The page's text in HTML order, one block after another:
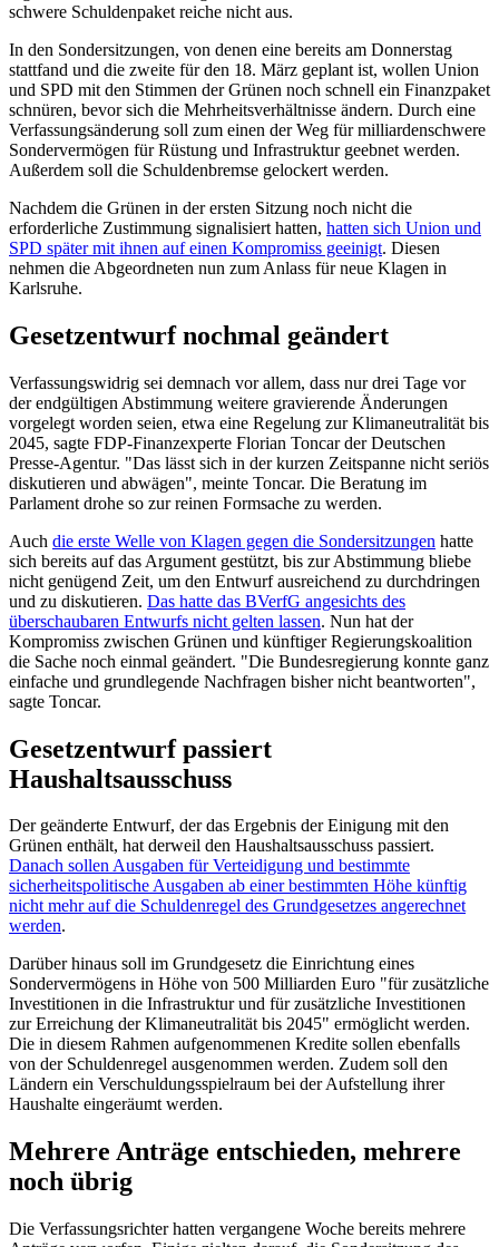
schwere Schuldenpaket reiche nicht aus.
In den Sondersitzungen, von denen eine bereits am Donnerstag
stattfand und die zweite für den 18. März geplant ist, wollen Union
und SPD mit den Stimmen der Grünen noch schnell ein Finanzpaket
schnüren, bevor sich die Mehrheitsverhältnisse ändern. Durch eine
Verfassungsänderung soll zum einen der Weg für milliardenschwere
Sondervermögen für Rüstung und Infrastruktur geebnet werden.
Außerdem soll die Schuldenbremse gelockert werden.
Nachdem die Grünen in der ersten Sitzung noch nicht die
erforderliche Zustimmung signalisiert hatten, hatten sich Union und
SPD später mit ihnen auf einen Kompromiss geeinigt. Diesen
nehmen die Abgeordneten nun zum Anlass für neue Klagen in
Karlsruhe.
Gesetzentwurf nochmal geändert
Verfassungswidrig sei demnach vor allem, dass nur drei Tage vor
der endgültigen Abstimmung weitere gravierende Änderungen
vorgelegt worden seien, etwa eine Regelung zur Klimaneutralität bis
2045, sagte FDP-Finanzexperte Florian Toncar der Deutschen
Presse-Agentur. "Das lässt sich in der kurzen Zeitspanne nicht seriös
diskutieren und abwägen", meinte Toncar. Die Beratung im
Parlament drohe so zur reinen Formsache zu werden.
Auch die erste Welle von Klagen gegen die Sondersitzungen hatte
sich bereits auf das Argument gestützt, bis zur Abstimmung bliebe
nicht genügend Zeit, um den Entwurf ausreichend zu durchdringen
und zu diskutieren. Das hatte das BVerfG angesichts des
überschaubaren Entwurfs nicht gelten lassen. Nun hat der
Kompromiss zwischen Grünen und künftiger Regierungskoalition
die Sache noch einmal geändert. "Die Bundesregierung konnte ganz
einfache und grundlegende Nachfragen bisher nicht beantworten",
sagte Toncar.
Gesetzentwurf passiert
Haushaltsausschuss
Der geänderte Entwurf, der das Ergebnis der Einigung mit den
Grünen enthält, hat derweil den Haushaltsausschuss passiert.
Danach sollen Ausgaben für Verteidigung und bestimmte
sicherheitspolitische Ausgaben ab einer bestimmten Höhe künftig
nicht mehr auf die Schuldenregel des Grundgesetzes angerechnet
werden.
Darüber hinaus soll im Grundgesetz die Einrichtung eines
Sondervermögens in Höhe von 500 Milliarden Euro "für zusätzliche
Investitionen in die Infrastruktur und für zusätzliche Investitionen
zur Erreichung der Klimaneutralität bis 2045" ermöglicht werden.
Die in diesem Rahmen aufgenommenen Kredite sollen ebenfalls
von der Schuldenregel ausgenommen werden. Zudem soll den
Ländern ein Verschuldungsspielraum bei der Aufstellung ihrer
Haushalte eingeräumt werden.
Mehrere Anträge entschieden, mehrere
noch übrig
Die Verfassungsrichter hatten vergangene Woche bereits mehrere